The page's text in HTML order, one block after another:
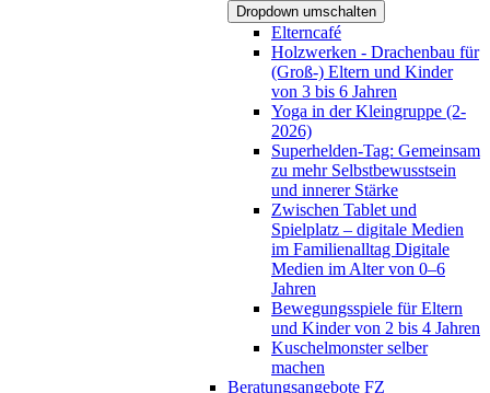
Dropdown umschalten
Elterncafé
Holzwerken - Drachenbau für
(Groß-) Eltern und Kinder
von 3 bis 6 Jahren
Yoga in der Kleingruppe (2-
2026)
Superhelden-Tag: Gemeinsam
zu mehr Selbstbewusstsein
und innerer Stärke
Zwischen Tablet und
Spielplatz – digitale Medien
im Familienalltag Digitale
Medien im Alter von 0–6
Jahren
Bewegungsspiele für Eltern
und Kinder von 2 bis 4 Jahren
Kuschelmonster selber
machen
Beratungsangebote FZ